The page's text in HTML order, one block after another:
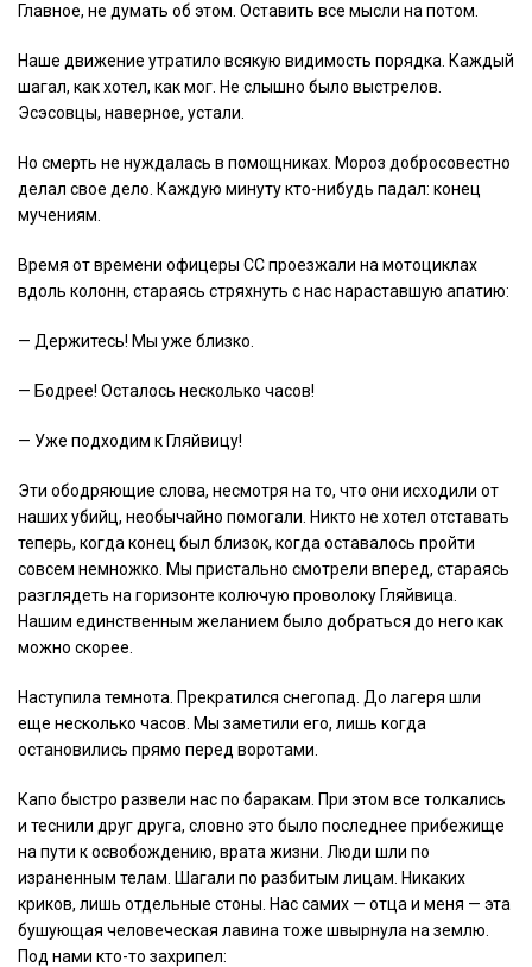
Главное, не думать об этом. Оставить все мысли на потом.
Наше движение утратило всякую видимость порядка. Каждый
шагал, как хотел, как мог. Не слышно было выстрелов.
Эсэсовцы, наверное, устали.
Но смерть не нуждалась в помощниках. Мороз добросовестно
делал свое дело. Каждую минуту кто-нибудь падал: конец
мучениям.
Время от времени офицеры СС проезжали на мотоциклах
вдоль колонн, стараясь стряхнуть с нас нараставшую апатию:
— Держитесь! Мы уже близко.
— Бодрее! Осталось несколько часов!
— Уже подходим к Гляйвицу!
Эти ободряющие слова, несмотря на то, что они исходили от
наших убийц, необычайно помогали. Никто не хотел отставать
теперь, когда конец был близок, когда оставалось пройти
совсем немножко. Мы пристально смотрели вперед, стараясь
разглядеть на горизонте колючую проволоку Гляйвица.
Нашим единственным желанием было добраться до него как
можно скорее.
Наступила темнота. Прекратился снегопад. До лагеря шли
еще несколько часов. Мы заметили его, лишь когда
остановились прямо перед воротами.
Капо быстро развели нас по баракам. При этом все толкались
и теснили друг друга, словно это было последнее прибежище
на пути к освобождению, врата жизни. Люди шли по
израненным телам. Шагали по разбитым лицам. Никаких
криков, лишь отдельные стоны. Нас самих — отца и меня — эта
бушующая человеческая лавина тоже швырнула на землю.
Под нами кто-то захрипел: